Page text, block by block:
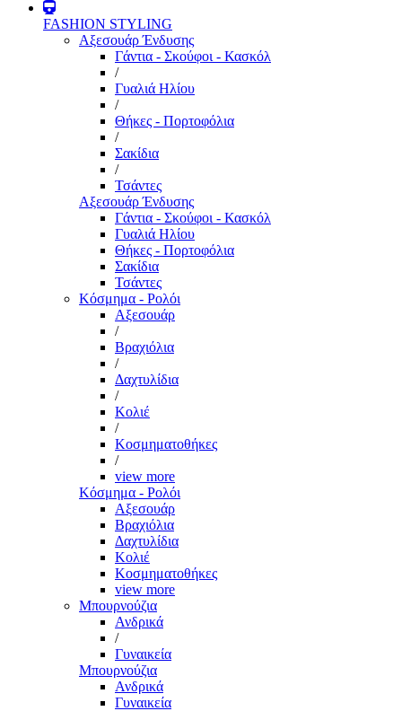
FASHION STYLING
Αξεσουάρ Ένδυσης
Γάντια - Σκούφοι - Κασκόλ
/
Γυαλιά Ηλίου
/
Θήκες - Πορτοφόλια
/
Σακίδια
/
Τσάντες
Αξεσουάρ Ένδυσης
Γάντια - Σκούφοι - Κασκόλ
Γυαλιά Ηλίου
Θήκες - Πορτοφόλια
Σακίδια
Τσάντες
Κόσμημα - Ρολόι
Αξεσουάρ
/
Βραχιόλια
/
Δαχτυλίδια
/
Κολιέ
/
Κοσμηματοθήκες
/
view more
Κόσμημα - Ρολόι
Αξεσουάρ
Βραχιόλια
Δαχτυλίδια
Κολιέ
Κοσμηματοθήκες
view more
Μπουρνούζια
Ανδρικά
/
Γυναικεία
Μπουρνούζια
Ανδρικά
Γυναικεία